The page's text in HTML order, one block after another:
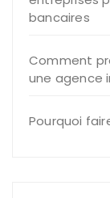
bancaires
Comment
une agence
Pourquoi